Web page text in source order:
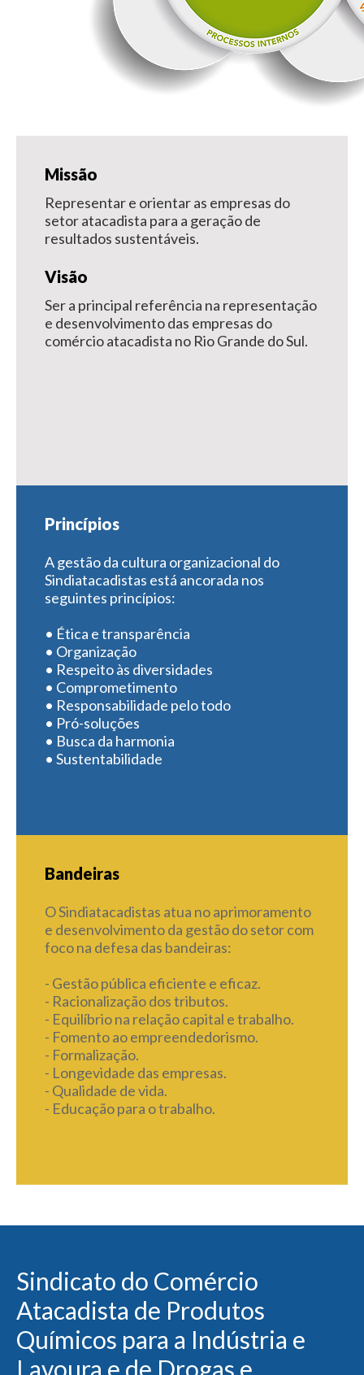
Missão
Representar e orientar as empresas do
setor atacadista para a geração de
resultados sustentáveis.
Visão
Ser a principal referência na representação
e desenvolvimento das empresas do
comércio atacadista no Rio Grande do Sul.
Princípios
A gestão da cultura organizacional do
Sindiatacadistas está ancorada nos
seguintes princípios:
• Ética e transparência
• Organização
• Respeito às diversidades
• Comprometimento
• Responsabilidade pelo todo
• Pró-soluções
• Busca da harmonia
• Sustentabilidade
Bandeiras
O Sindiatacadistas atua no aprimoramento
e desenvolvimento da gestão do setor com
foco na defesa das bandeiras:
- Gestão pública eficiente e eficaz.
- Racionalização dos tributos.
- Equilíbrio na relação capital e trabalho.
- Fomento ao empreendedorismo.
- Formalização.
- Longevidade das empresas.
- Qualidade de vida.
- Educação para o trabalho.
Sindicato do Comércio
Atacadista do Estado do Rio
Grande do Sul
Sindicato do Comércio
Atacadista de Gêneros
Alimentícios de Porto Alegre
Sindicato Intermunicipal do
Comércio Atacadista de
Materiais de Construção,
Louças, Tintas, Ferragens,
Sindicato do Comércio
Atacadista de Tecidos,
Vestuário e Armarinho de
Porto Alegre
Sindicato do Comércio
Atacadista de Produtos
Químicos para a Indústria e
Lavoura e de Drogas e
Sindicato do Comércio
Atacadista de Madeiras de
Porto Alegre